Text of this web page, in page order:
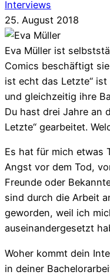
Interviews
25. August 2018
Eva Müller ist
Comics beschäftigt
ist echt das Letzte“
und gleichzeitig ihre
Du hast drei Jahre an
Letzte“ gearbeitet.
Es hat für mich etwas
Angst vor dem Tod,
Freunde oder
sind durch die Arbeit
geworden, weil ich
auseinandergesetzt
Woher kommt dein
in deiner